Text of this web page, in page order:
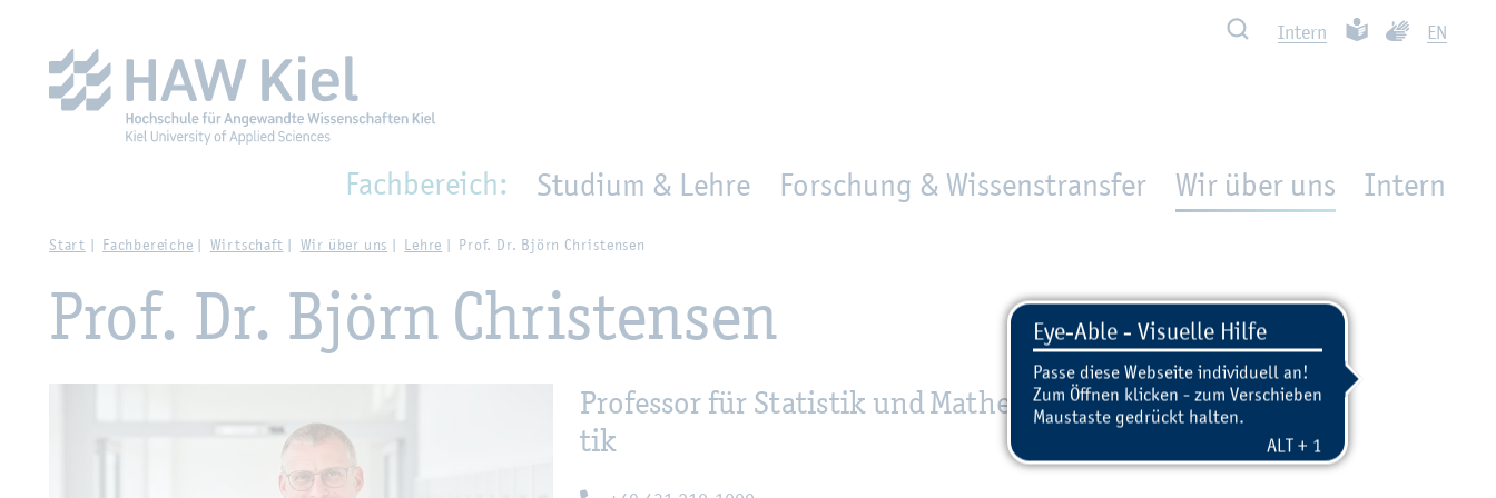
Such­ben In­tern Leich­te Spra­che
EN
Fach­be­reich: Studium & Lehre Forschung & Wissenstransfer Wir über uns In­tern
Start Fach­be­rei­che Wirt­schaft Wir über uns Lehre Prof. Dr. Björn Chris­ten­sen
Prof. Dr. Björn Chris­ten­sen
Pro­fes­sor für Sta­tis­tik und Ma­the­ma­
tik